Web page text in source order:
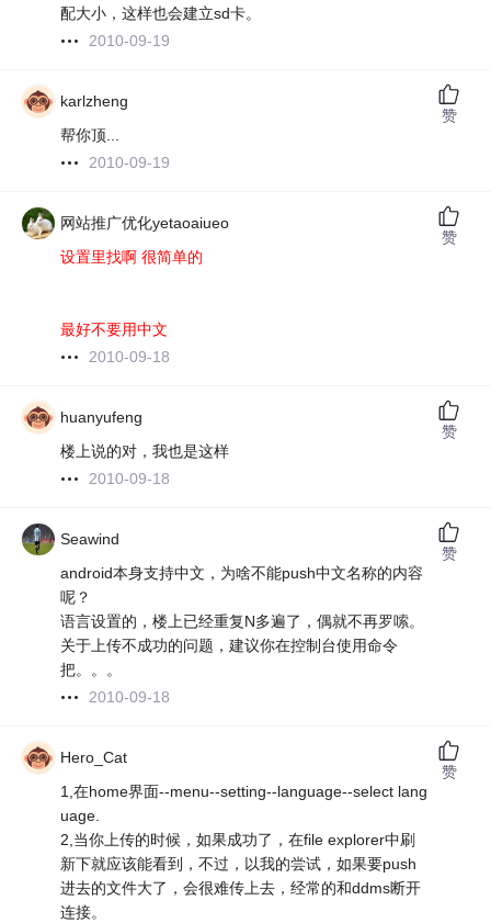
配大小，这样也会建立sd卡。
2010-09-19
karlzheng
帮你顶...
2010-09-19
赞
网站推广优化yetaoaiueo
设置里找啊 很简单的
最好不要用中文
2010-09-18
赞
huanyufeng
楼上说的对，我也是这样
2010-09-18
赞
Seawind
android本身支持中文，为啥不能push中文名称的内容
呢？
语言设置的，楼上已经重复N多遍了，偶就不再罗嗦。
关于上传不成功的问题，建议你在控制台使用命令
把。。。
2010-09-18
赞
Hero_Cat
1,在home界面--menu--setting--language--select lang
uage.
2,当你上传的时候，如果成功了，在file explorer中刷
新下就应该能看到，不过，以我的尝试，如果要push
进去的文件大了，会很难传上去，经常的和ddms断开
连接。
赞